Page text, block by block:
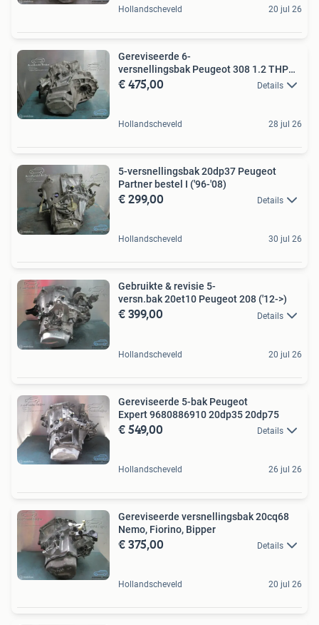
Hollandscheveld 20 jul 26
Gereviseerde 6-
versnellingsbak Peugeot 308 1.2 THP
20EA52
€ 475,00 Details
Hollandscheveld 28 jul 26
5-versnellingsbak 20dp37 Peugeot
Partner bestel I ('96-'08)
€ 299,00 Details
Hollandscheveld 30 jul 26
Gebruikte & revisie 5-
versn.bak 20et10 Peugeot 208 ('12->)
€ 399,00 Details
Hollandscheveld 20 jul 26
Gereviseerde 5-bak Peugeot
Expert 9680886910 20dp35 20dp75
€ 549,00 Details
Hollandscheveld 26 jul 26
Gereviseerde versnellingsbak 20cq68
Nemo, Fiorino, Bipper
€ 375,00 Details
Hollandscheveld 20 jul 26